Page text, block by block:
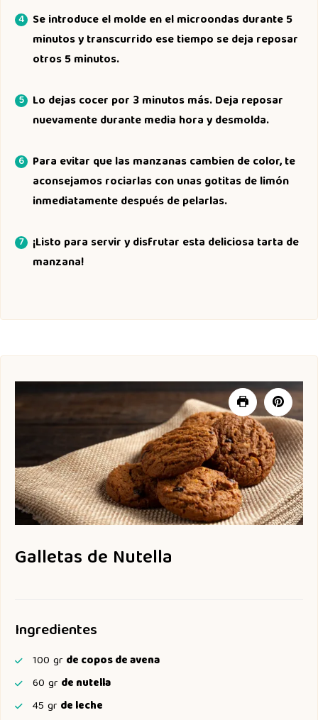
Se introduce el molde en el microondas durante 5
minutos y transcurrido ese tiempo se deja reposar
otros 5 minutos.
Lo dejas cocer por 3 minutos más. Deja reposar
nuevamente durante media hora y desmolda.
Para evitar que las manzanas cambien de color, te
aconsejamos rociarlas con unas gotitas de limón
inmediatamente después de pelarlas.
¡Listo para servir y disfrutar esta deliciosa tarta de
manzana!
Galletas de Nutella
Ingredientes
100 gr de copos de avena
60 gr de nutella
45 gr de leche